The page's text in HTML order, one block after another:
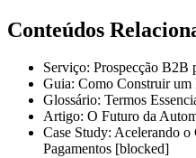
Conteúdos
Serviço: Prospecção B2B
Guia: Como Construir um
Glossário: Termos
Artigo: O Futuro da
Case Study: Acelerando o
Pagamentos [blocked]